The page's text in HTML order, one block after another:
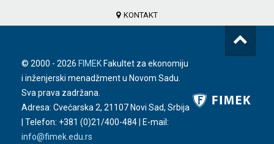
KONTAKT
© 2000 - 2026 FIMEK Fakultet za ekonomiju
i inženjerski menadžment u Novom Sadu.
Sva prava zadržana.
Adresa: Cvećarska 2, 21107 Novi Sad, Srbija
| Telefon: +381 (0)21/400-484 | E-mail:
info@fimek.edu.rs